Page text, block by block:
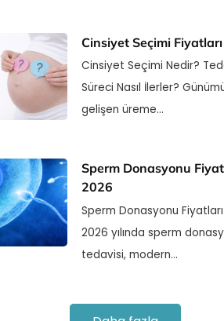
Cinsiyet Seçimi
Cinsiyet Seçimi Nedir?
Süreci Nasıl İlerler?
gelişen üreme…
Sperm Donasyonu
2026
Sperm Donasyonu
2026 yılında sperm
tedavisi, modern…